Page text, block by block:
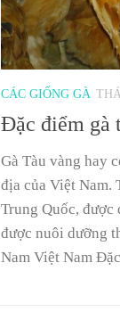
CÁC GIỐNG GÀ
Đặc điểm gà
Gà Tàu vàng hay
địa của Việt Nam.
Trung Quốc, được
được nuôi dưỡng
Nam Việt Nam